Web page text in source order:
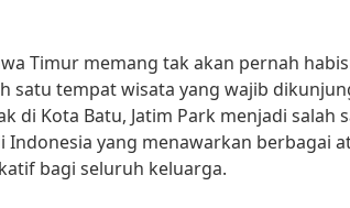
Timur memang tak akan pernah
satu tempat wisata yang wajib
di Kota Batu, Jatim Park menjadi salah
Indonesia yang menawarkan berbagai
bagi seluruh keluarga.